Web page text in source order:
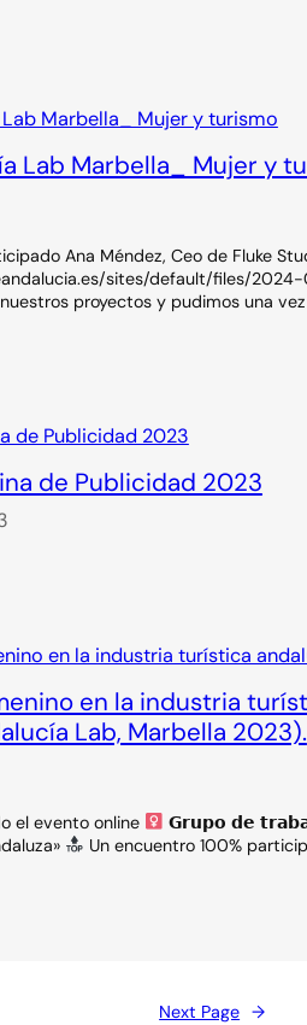
Lab Marbella_ Mujer y
Ana Méndez, Ceo de Fluke
sites/default/files/2024-
proyectos y pudimos una
de Publicidad 2023
en la industria
Lab, Marbella 2023).
el evento online
𝗚𝗿𝘂𝗽𝗼 𝗱𝗲
Un encuentro 100%
Next Page →